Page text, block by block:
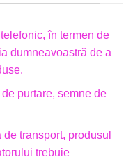
în termen de
dumneavoastră de a
purtare, semne de
transport, produsul
trebuie